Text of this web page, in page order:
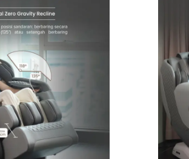
Alat Kesehatan